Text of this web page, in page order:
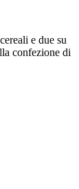
e due su
confezione di